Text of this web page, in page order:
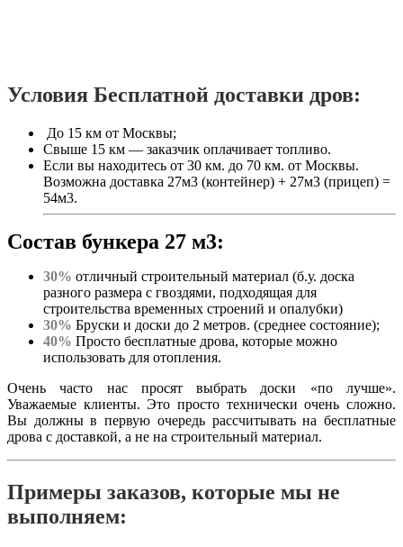
Условия Бесплатной доставки дров:
До 15 км от Москвы;
Свыше 15 км — заказчик оплачивает топливо.
Если вы находитесь от 30 км. до 70 км. от Москвы.
Возможна доставка 27м3 (контейнер) + 27м3 (прицеп) =
54м3.
Состав бункера 27 м3:
30% отличный строительный материал (б.у. доска
разного размера с гвоздями, подходящая для
строительства временных строений и опалубки)
30% Бруски и доски до 2 метров. (среднее состояние);
40% Просто бесплатные дрова, которые можно
использовать для отопления.
Очень часто нас просят выбрать доски «по лучше».
Уважаемые клиенты. Это просто технически очень сложно.
Вы должны в первую очередь рассчитывать на бесплатные
дрова с доставкой, а не на строительный материал.
Примеры заказов, которые мы не
выполняем: